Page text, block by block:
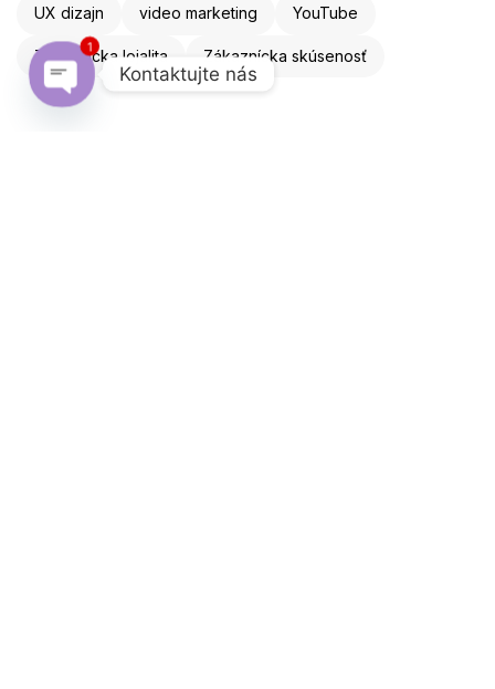
UX dizajn video marketing YouTube
Zákaznícka lojalita Zákaznícka skúsenosť
Kontaktujte nás
1